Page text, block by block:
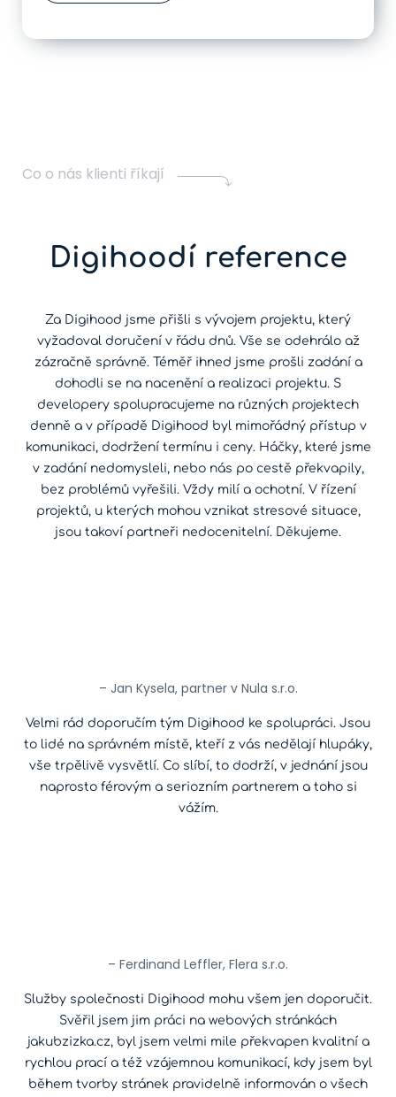
Co o nás klienti říkají
Digihoodí reference
Za Digihood jsme přišli s vývojem projektu, který
vyžadoval doručení v řádu dnů. Vše se odehrálo až
zázračně správně. Téměř ihned jsme prošli zadání a
dohodli se na nacenění a realizaci projektu. S
developery spolupracujeme na různých projektech
denně a v případě Digihood byl mimořádný přístup v
komunikaci, dodržení termínu i ceny. Háčky, které jsme
v zadání nedomysleli, nebo nás po cestě překvapily,
bez problémů vyřešili. Vždy milí a ochotní. V řízení
projektů, u kterých mohou vznikat stresové situace,
jsou takoví partneři nedocenitelní. Děkujeme.
– Jan Kysela, partner v Nula s.r.o.
Velmi rád doporučím tým Digihood ke spolupráci. Jsou
to lidé na správném místě, kteří z vás nedělají hlupáky,
vše trpělivě vysvětlí. Co slíbí, to dodrží, v jednání jsou
naprosto férovým a seriozním partnerem a toho si
vážím.
– Ferdinand Leffler, Flera s.r.o.
Služby společnosti Digihood mohu všem jen doporučit.
Svěřil jsem jim práci na webových stránkách
jakubzizka.cz, byl jsem velmi mile překvapen kvalitní a
rychlou prací a též vzájemnou komunikací, kdy jsem byl
během tvorby stránek pravidelně informován o všech